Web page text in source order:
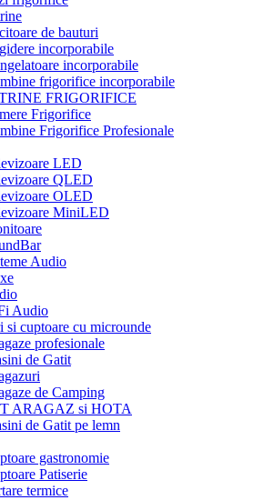
de bauturi
incorporabile
incorporabile
frigorifice incorporabile
FRIGORIFICE
Frigorifice
Frigorifice Profesionale
LED
QLED
OLED
MiniLED
Audio
Audio
si cuptoare cu microunde
profesionale
de Gatit
de Camping
ARAGAZ si HOTA
de Gatit pe lemn
gastronomie
Patiserie
termice